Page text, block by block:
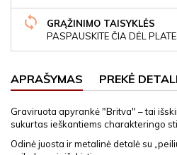
GRĄŽINIMO TAISYKLĖS
PASPAUSKITE ČIA DĖL
APRAŠYMAS PREKĖ
Graviruota apyrankė "Britva" – tai
sukurtas ieškantiems charakteringo
Odinė juosta ir metalinė detalė su